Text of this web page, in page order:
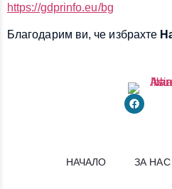
https://gdprinfo.eu/bg
Благодарим ви, че избрахте
НАЧАЛО ЗА НАС